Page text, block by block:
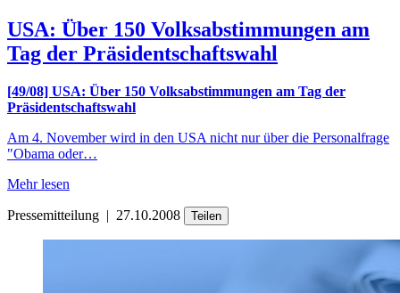
USA: Über 150 Volksabstimmungen am
Tag der Präsidentschaftswahl
[49/08] USA: Über 150 Volksabstimmungen am Tag der
Präsidentschaftswahl
Am 4. November wird in den USA nicht nur über die Personalfrage
"Obama oder…
Mehr lesen
Pressemitteilung | 27.10.2008 Teilen